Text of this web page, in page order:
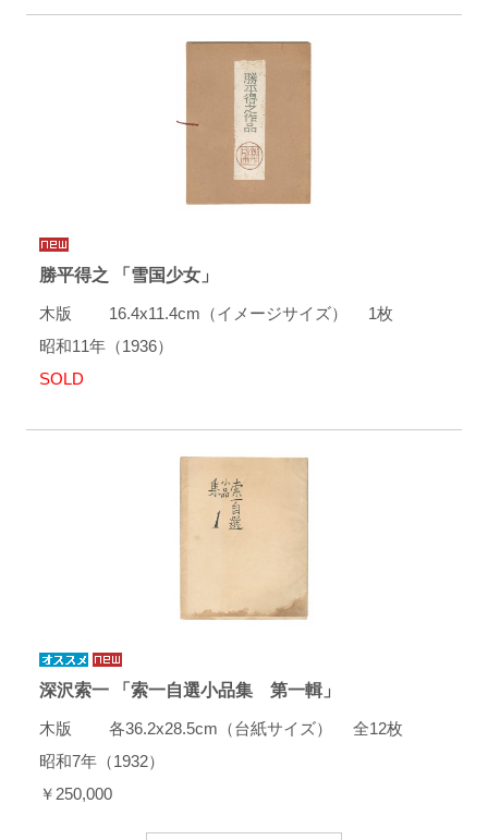
勝平得之 「雪国少女」
木版 16.4x11.4cm（イメージサイズ） 1枚
昭和11年（1936）
SOLD
深沢索一 「索一自選小品集 第一輯」
木版 各36.2x28.5cm（台紙サイズ） 全12枚
昭和7年（1932）
￥250,000